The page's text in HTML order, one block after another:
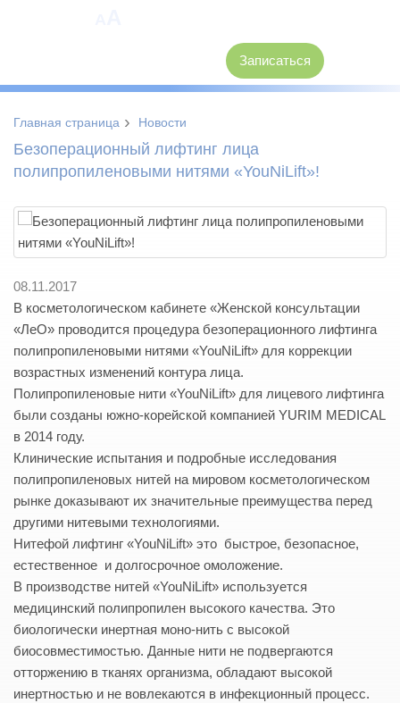
Записаться
Главная страница › Новости
Безоперационный лифтинг лица
полипропиленовыми нитями «YouNiLift»!
08.11.2017
В косметологическом кабинете «Женской консультации
«ЛеО» проводится процедура безоперационного лифтинга
полипропиленовыми нитями «YouNiLift» для коррекции
возрастных изменений контура лица.
Полипропиленовые нити «YouNiLift» для лицевого лифтинга
были созданы южно-корейской компанией YURIM MEDICAL
в 2014 году.
Клинические испытания и подробные исследования
полипропиленовых нитей на мировом косметологическом
рынке доказывают их значительные преимущества перед
другими нитевыми технологиями.
Нитефой лифтинг «YouNiLift» это быстрое, безопасное,
естественное и долгосрочное омоложение.
В производстве нитей «YouNiLift» используется
медицинский полипропилен высокого качества. Это
биологически инертная моно-нить с высокой
биосовместимостью. Данные нити не подвергаются
отторжению в тканях организма, обладают высокой
инертностью и не вовлекаются в инфекционный процесс.